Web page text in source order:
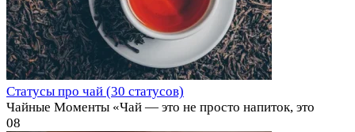
Статусы про чай (30 статусов)
Чайные Моменты «Чай — это не просто напиток, это
08